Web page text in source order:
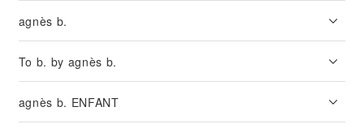
agnès b.
To b. by agnès b.
agnès b. ENFANT